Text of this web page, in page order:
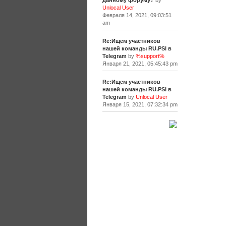
Unlocal User
Февраля 14, 2021, 09:03:51
am
Re:Ищем участников
нашей команды RU.PSI в
Telegram by %support%
Января 21, 2021, 05:45:43 pm
Re:Ищем участников
нашей команды RU.PSI в
Telegram by Unlocal User
Января 15, 2021, 07:32:34 pm